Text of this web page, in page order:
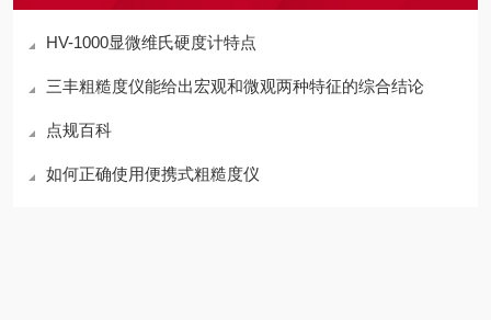
HV-1000显微维氏硬度计特点
三丰粗糙度仪能给出宏观和微观两种特征的综合结论
点规百科
如何正确使用便携式粗糙度仪